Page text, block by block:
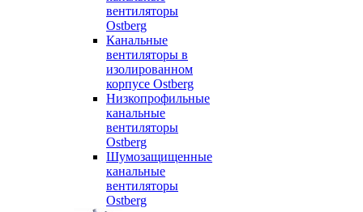
вентиляторы
Ostberg
Канальные
вентиляторы в
изолированном
корпусе Ostberg
Низкопрофильные
канальные
вентиляторы
Ostberg
Шумозащищенные
канальные
вентиляторы
Ostberg